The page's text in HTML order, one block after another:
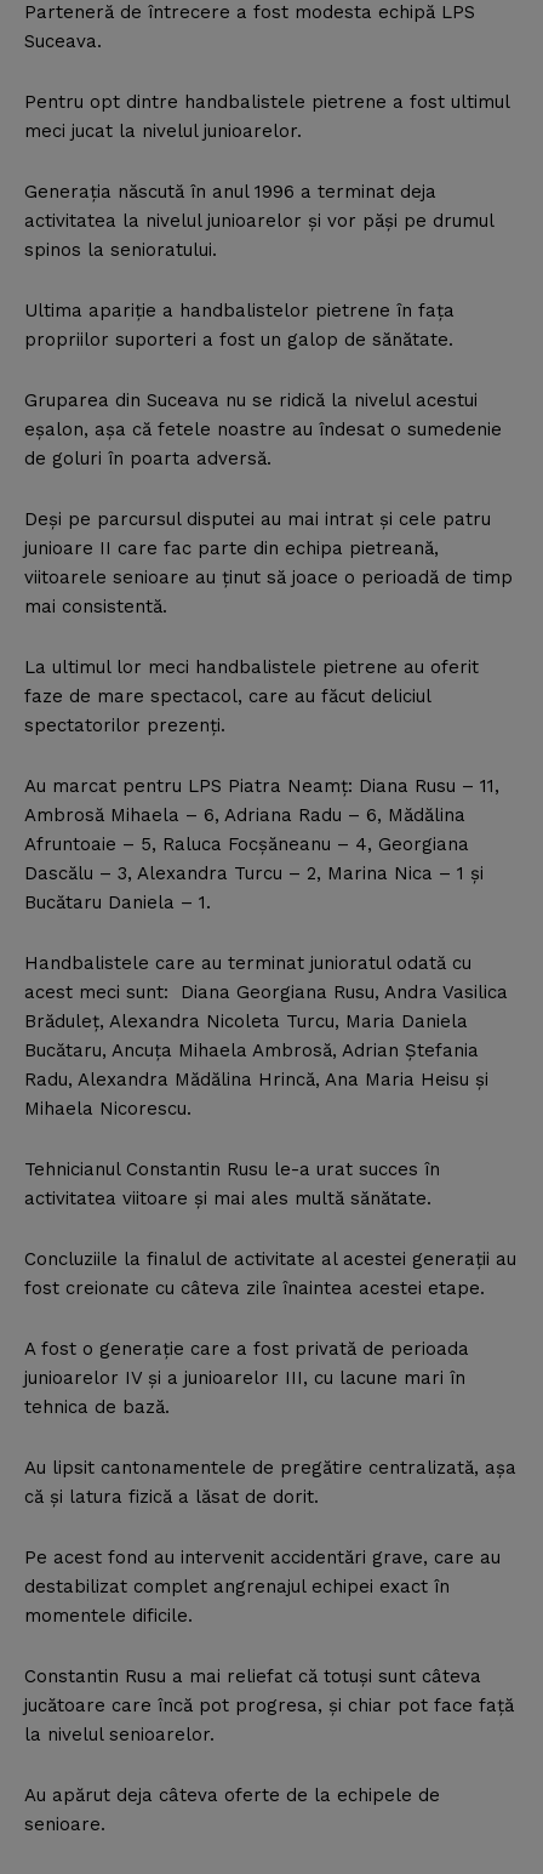
Parteneră de întrecere a fost modesta echipă LPS
Suceava.
Pentru opt dintre handbalistele pietrene a fost ultimul
meci jucat la nivelul junioarelor.
Generaţia născută în anul 1996 a terminat deja
activitatea la nivelul junioarelor şi vor păşi pe drumul
spinos la senioratului.
Ultima apariţie a handbalistelor pietrene în faţa
propriilor suporteri a fost un galop de sănătate.
Gruparea din Suceava nu se ridică la nivelul acestui
eşalon, aşa că fetele noastre au îndesat o sumedenie
de goluri în poarta adversă.
Deşi pe parcursul disputei au mai intrat şi cele patru
junioare II care fac parte din echipa pietreană,
viitoarele senioare au ţinut să joace o perioadă de timp
mai consistentă.
La ultimul lor meci handbalistele pietrene au oferit
faze de mare spectacol, care au făcut deliciul
spectatorilor prezenţi.
Au marcat pentru LPS Piatra Neamţ: Diana Rusu – 11,
Ambrosă Mihaela – 6, Adriana Radu – 6, Mădălina
Afruntoaie – 5, Raluca Focşăneanu – 4, Georgiana
Dascălu – 3, Alexandra Turcu – 2, Marina Nica – 1 şi
Bucătaru Daniela – 1.
Handbalistele care au terminat junioratul odată cu
acest meci sunt: Diana Georgiana Rusu, Andra Vasilica
Brăduleţ, Alexandra Nicoleta Turcu, Maria Daniela
Bucătaru, Ancuţa Mihaela Ambrosă, Adrian Ştefania
Radu, Alexandra Mădălina Hrincă, Ana Maria Heisu şi
Mihaela Nicorescu.
Tehnicianul Constantin Rusu le-a urat succes în
activitatea viitoare şi mai ales multă sănătate.
Concluziile la finalul de activitate al acestei generaţii au
fost creionate cu câteva zile înaintea acestei etape.
A fost o generaţie care a fost privată de perioada
junioarelor IV şi a junioarelor III, cu lacune mari în
tehnica de bază.
Au lipsit cantonamentele de pregătire centralizată, aşa
că şi latura fizică a lăsat de dorit.
Pe acest fond au intervenit accidentări grave, care au
destabilizat complet angrenajul echipei exact în
momentele dificile.
Constantin Rusu a mai reliefat că totuşi sunt câteva
jucătoare care încă pot progresa, şi chiar pot face faţă
la nivelul senioarelor.
Au apărut deja câteva oferte de la echipele de
senioare.